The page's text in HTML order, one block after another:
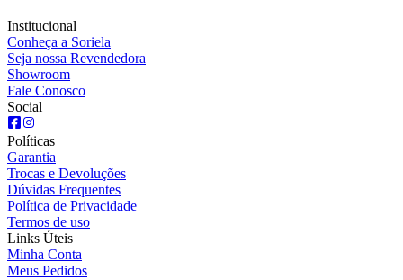
Institucional
Conheça a Soriela
Seja nossa Revendedora
Showroom
Fale Conosco
Social
Políticas
Garantia
Trocas e Devoluções
Dúvidas Frequentes
Política de Privacidade
Termos de uso
Links Úteis
Minha Conta
Meus Pedidos